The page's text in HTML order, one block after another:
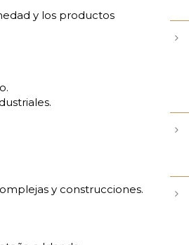
y los productos
y construcciones.